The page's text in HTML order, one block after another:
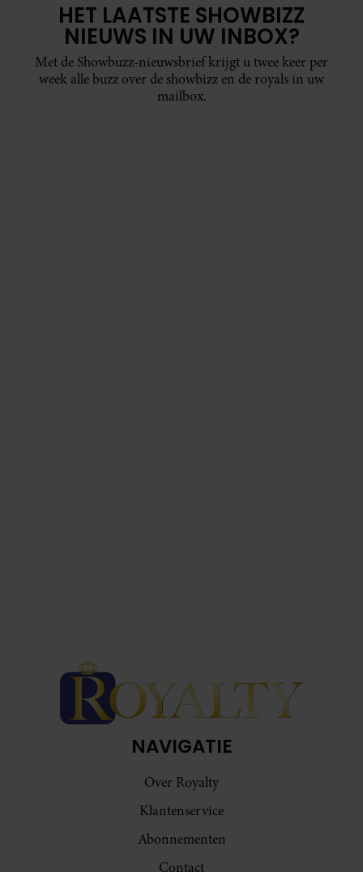
HET LAATSTE SHOWBIZZ
NIEUWS IN UW INBOX?
Met de Showbuzz-nieuwsbrief krijgt u twee keer per
week alle buzz over de showbizz en de royals in uw
mailbox.
NAVIGATIE
Over Royalty
Klantenservice
Abonnementen
Contact